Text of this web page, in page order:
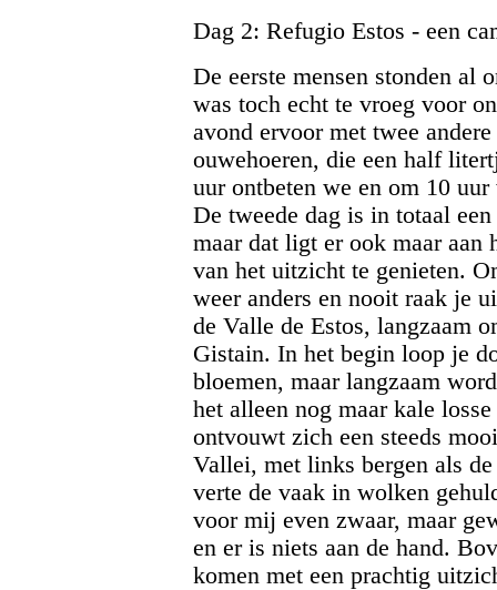
Dag 2: Refugio Estos - een
De eerste mensen stonden al
was toch echt te vroeg voor
avond ervoor met twee
ouwehoeren, die een half
uur ontbeten we en om 10
De tweede dag is in totaal
maar dat ligt er ook maar aan
van het uitzicht te genieten.
weer anders en nooit raak je
de Valle de Estos, langzaam
Gistain. In het begin loop je
bloemen, maar langzaam
het alleen nog maar kale
ontvouwt zich een steeds
Vallei, met links bergen als
verte de vaak in wolken
voor mij even zwaar, maar
en er is niets aan de hand.
komen met een prachtig